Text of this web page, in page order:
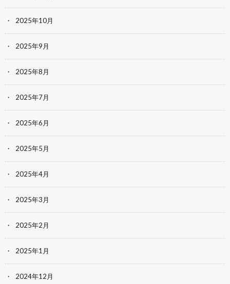
2025年10月
2025年9月
2025年8月
2025年7月
2025年6月
2025年5月
2025年4月
2025年3月
2025年2月
2025年1月
2024年12月